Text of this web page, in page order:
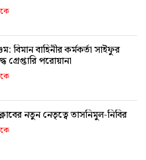
গ্রেপ্তারি পরোয়ানা
নতুন নেতৃত্বে তাসনিমুল-নিবির